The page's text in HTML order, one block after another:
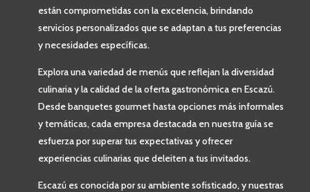
están comprometidas con la excelencia, brindando
servicios personalizados que se adaptan a tus preferencias
y necesidades específicas.
Explora una variedad de menús que reflejan la diversidad
culinaria y la calidad de la oferta gastronómica en Escazú.
Desde banquetes gourmet hasta opciones más informales
y temáticas, cada empresa destacada en nuestra guía se
esfuerza por superar tus expectativas y ofrecer
experiencias culinarias que deleiten a tus invitados.
Escazú es conocida por su ambiente sofisticado, y nuestras